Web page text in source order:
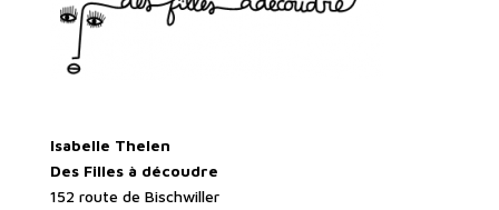
Isabelle Thelen
Des Filles à découdre
152 route de Bischwiller